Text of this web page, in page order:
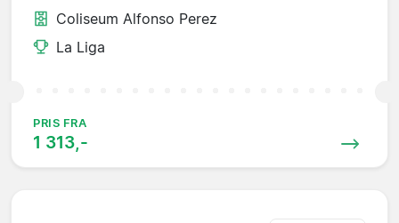
Coliseum Alfonso Perez
La Liga
PRIS FRA
1 313,-